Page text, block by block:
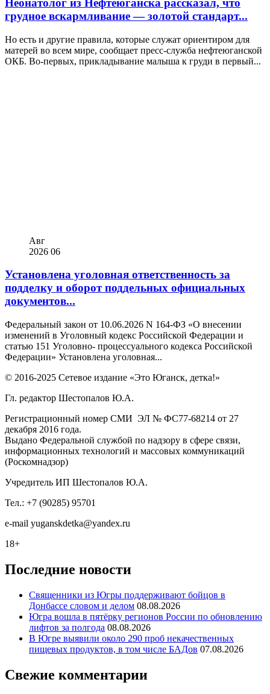
Неонатолог из Нефтеюганска рассказал, что
грудное вскармливание — золотой стандарт...
Но есть и другие правила, которые служат ориентиром для
матерей во всем мире, сообщает пресс-служба нефтеюганской
ОКБ. Во-первых, прикладывание малыша к груди в первый...
Авг
2026 06
Установлена уголовная ответственность за
подделку и оборот поддельных официальных
документов...
Федеральный закон от 10.06.2026 N 164-ФЗ «О внесении
изменений в Уголовный кодекс Российской Федерации и
статью 151 Уголовно- процессуального кодекса Российской
Федерации» Установлена уголовная...
© 2016-2025 Сетевое издание «Это Юганск, детка!»
Гл. редактор Шестопалов Ю.А.
Регистрационный номер СМИ ЭЛ № ФС77-68214 от 27
декабря 2016 года.
Выдано Федеральной службой по надзору в сфере связи,
информационных технологий и массовых коммуникаций
(Роскомнадзор)
Учредитель ИП Шестопалов Ю.А.
Тел.: +7 (90285) 95701
e-mail yuganskdetka@yandex.ru
18+
Последние новости
Священники из Югры поддерживают бойцов в
Донбассе словом и делом 08.08.2026
Югра вошла в пятёрку регионов России по обновлению
лифтов за полгода 08.08.2026
В Югре выявили около 290 проб некачественных
пищевых продуктов, в том числе БАДов 07.08.2026
Свежие комментарии